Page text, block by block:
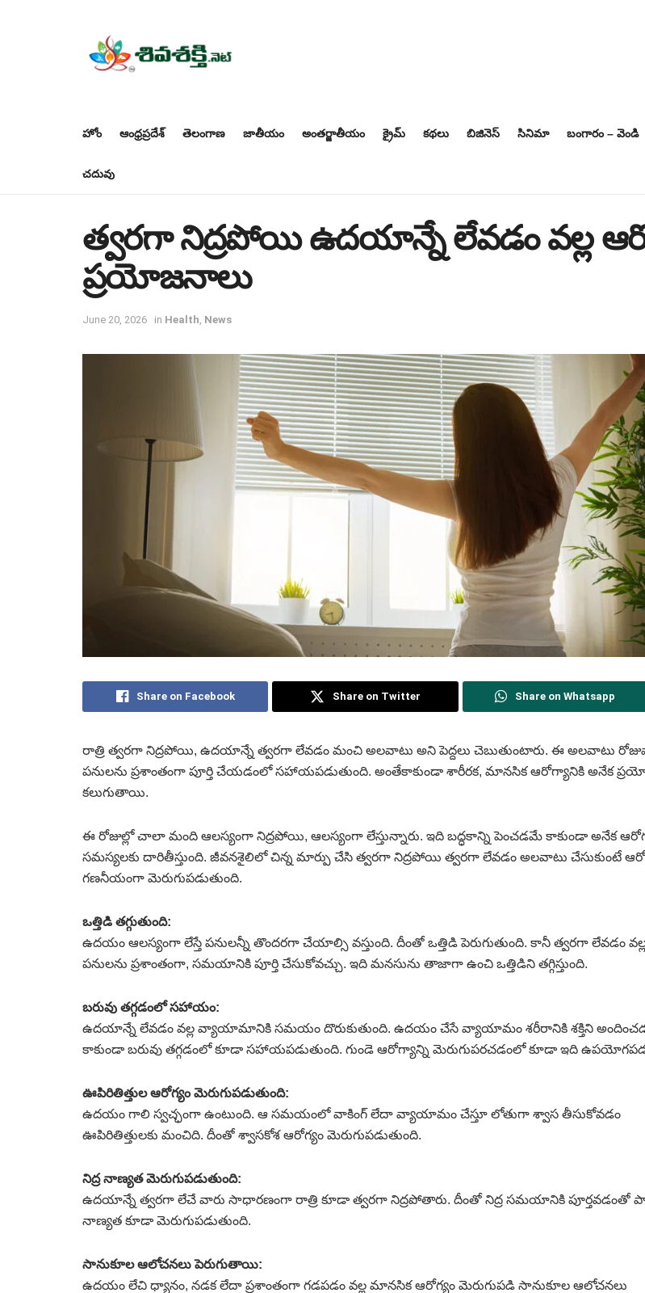
హోం ఆంధ్రప్రదేశ్ తెలంగాణ జాతీయం అంతర్జాతీయం క్రైమ్ కథలు బిజినెస్‌ సినిమా బంగారం – వెండి
చదువు
త్వరగా నిద్రపోయి ఉదయాన్నే లేవడం వల్ల
ప్రయోజనాలు
June 20, 2026 in Health News
Share on Facebook Share on Twitter Share on Whatsapp
రాత్రి త్వరగా నిద్రపోయి, ఉదయాన్నే త్వరగా లేవడం మంచి అలవాటు అని పెద్దలు చెబుతుంటారు. ఈ అలవాటు
పనులను ప్రశాంతంగా పూర్తి చేయడంలో సహాయపడుతుంది. అంతేకాకుండా శారీరక, మానసిక ఆరోగ్యానికి అనేక
కలుగుతాయి.
ఈ రోజుల్లో చాలా మంది ఆలస్యంగా నిద్రపోయి, ఆలస్యంగా లేస్తున్నారు. ఇది బద్ధకాన్ని పెంచడమే కాకుండా అనేక
సమస్యలకు దారితీస్తుంది. జీవనశైలిలో చిన్న మార్పు చేసి త్వరగా నిద్రపోయి త్వరగా లేవడం అలవాటు చేసుకుంటే
గణనీయంగా మెరుగుపడుతుంది.
ఒత్తిడి తగ్గుతుంది:
ఉదయం ఆలస్యంగా లేస్తే పనులన్నీ తొందరగా చేయాల్సి వస్తుంది. దీంతో ఒత్తిడి పెరుగుతుంది. కానీ త్వరగా లేవడం
పనులను ప్రశాంతంగా, సమయానికి పూర్తి చేసుకోవచ్చు. ఇది మనసును తాజాగా ఉంచి ఒత్తిడిని తగ్గిస్తుంది.
బరువు తగ్గడంలో సహాయం:
ఉదయాన్నే లేవడం వల్ల వ్యాయామానికి సమయం దొరుకుతుంది. ఉదయం చేసే వ్యాయామం శరీరానికి శక్తిని
కాకుండా బరువు తగ్గడంలో కూడా సహాయపడుతుంది. గుండె ఆరోగ్యాన్ని మెరుగుపరచడంలో కూడా ఇది
ఊపిరితిత్తుల ఆరోగ్యం మెరుగుపడుతుంది:
ఉదయం గాలి స్వచ్ఛంగా ఉంటుంది. ఆ సమయంలో వాకింగ్ లేదా వ్యాయామం చేస్తూ లోతుగా శ్వాస తీసుకోవడం
ఊపిరితిత్తులకు మంచిది. దీంతో శ్వాసకోశ ఆరోగ్యం మెరుగుపడుతుంది.
నిద్ర నాణ్యత మెరుగుపడుతుంది:
ఉదయాన్నే త్వరగా లేచే వారు సాధారణంగా రాత్రి కూడా త్వరగా నిద్రపోతారు. దీంతో నిద్ర సమయానికి పూర్తవడంతో
నాణ్యత కూడా మెరుగుపడుతుంది.
సానుకూల ఆలోచనలు పెరుగుతాయి:
ఉదయం లేచి ధ్యానం, నడక లేదా ప్రశాంతంగా గడపడం వల్ల మానసిక ఆరోగ్యం మెరుగుపడి సానుకూల ఆలోచనలు